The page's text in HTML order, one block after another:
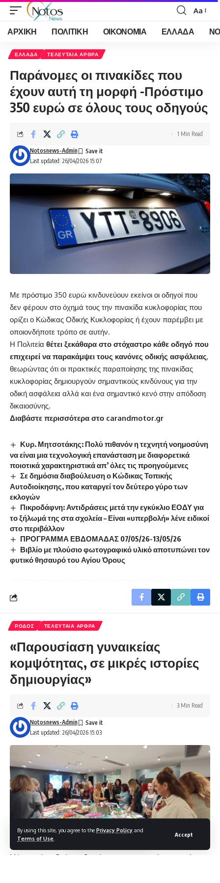
By using this site, you agree to the Privacy Policy and
Terms of Use
Accept
Font
Resizer
Aa
ΑΡΧΙΚΗ ΠΟΛΙΤΙΚΗ ΟΙΚΟΝΟΜΙΑ ΕΛΛΑΔΑ
ΕΛΛΑΔΑ ΤΕΛΕΥΤΑΙΑ ΑΡΘΡΑ
Παράνομες οι πινακίδες που
έχουν αυτή τη μορφή -Πρόστιμο
350 ευρώ σε όλους τους οδηγούς
Last updated: 26/04/2026 15:07
Notosnews-Admin
1 Min Read
Με πρόστιμο 350 ευρώ κινδυνεύουν εκείνοι οι οδηγοί που
δεν φέρουν στο όχημά τους την πινακίδα κυκλοφορίας που
ορίζει ο Κώδικας Οδικής Κυκλοφορίας ή έχουν παρέμβει με
οποιονδήποτε τρόπο σε αυτήν.
Η Πολιτεία θέτει ξεκάθαρα στο στόχαστρο κάθε οδηγό που
επιχειρεί να παρακάμψει τους κανόνες οδικής ασφάλειας,
θεωρώντας ότι οι πρακτικές παραποίησης της πινακίδας
κυκλοφορίας δημιουργούν σημαντικούς κινδύνους για την
οδική ασφάλεια αλλά και ένα σημαντικό κενό στην απόδοση
δικαιοσύνης.
Διαβάστε περισσότερα στο carandmotor.gr
Κυρ. Μητσοτάκης: Πολύ πιθανόν η τεχνητή νοημοσύνη
να είναι μια τεχνολογική επανάσταση με διαφορετικά
ποιοτικά χαρακτηριστικά απ’ όλες τις προηγούμενες
Σε δημόσια διαβούλευση ο Κώδικας Τοπικής
Αυτοδιοίκησης, που καταργεί τον δεύτερο γύρο των
εκλογών
Πικροδάφνη: Αντιδράσεις μετά την εγκύκλιο ΕΟΔΥ για
το ξήλωμά της στα σχολεία – Είναι «υπερβολή» λένε ειδικοί
στο περιβάλλον
ΠΡΟΓΡΑΜΜΑ ΕΒΔΟΜΑΔΑΣ 07/05/26-13/05/26
Βιβλίο με πλούσιο φωτογραφικό υλικό αποτυπώνει τον
φυτικό θησαυρό του Αγίου Όρους
ΡΟΔΟΣ ΤΕΛΕΥΤΑΙΑ ΑΡΘΡΑ
«Παρουσίαση γυναικείας
κομψότητας, σε μικρές ιστορίες
δημιουργίας»
Last updated: 26/04/2026 15:03
Notosnews-Admin
3 Min Read
Μέσα σε ένα ιδιαίτερα ζεστό και συγκινησιακά φορτισμένο